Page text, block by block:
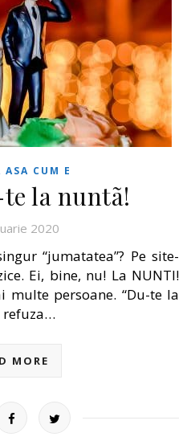
CUM E
la nuntã!
2020
“jumatatea”? Pe site-
Ei, bine, nu! La NUNTI!
persoane. “Du-te la
refuza…
MORE